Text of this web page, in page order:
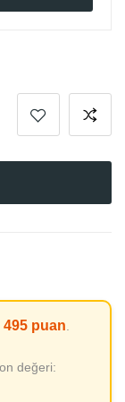
495 puan
değeri: